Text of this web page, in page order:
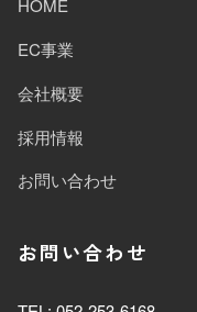
HOME
EC事業
会社概要
採用情報
お問い合わせ
お問い合わせ